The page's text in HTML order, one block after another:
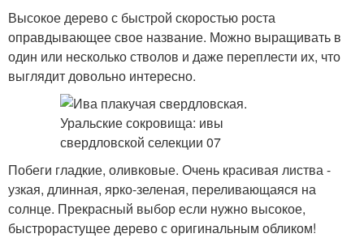
Высокое дерево с быстрой скоростью роста
оправдывающее свое название. Можно выращивать в
один или несколько стволов и даже переплести их, что
выглядит довольно интересно.
Побеги гладкие, оливковые. Очень красивая листва -
узкая, длинная, ярко-зеленая, переливающаяся на
солнце. Прекрасный выбор если нужно высокое,
быстрорастущее дерево с оригинальным обликом!